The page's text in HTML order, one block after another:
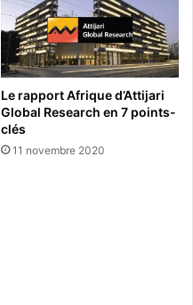
Le rapport Afrique d’Attijari
Global Research en 7 points-
clés
11 novembre 2020